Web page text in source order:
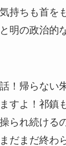
持ちも首を
明の政治的
！帰らない
すよ！祁鎮
られ続ける
だまだ終わ